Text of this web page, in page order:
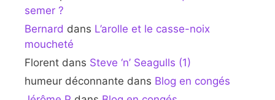
semer ?
Bernard dans L’arolle et le casse-noix
moucheté
Florent dans Steve ‘n’ Seagulls (1)
humeur déconnante dans Blog en congés